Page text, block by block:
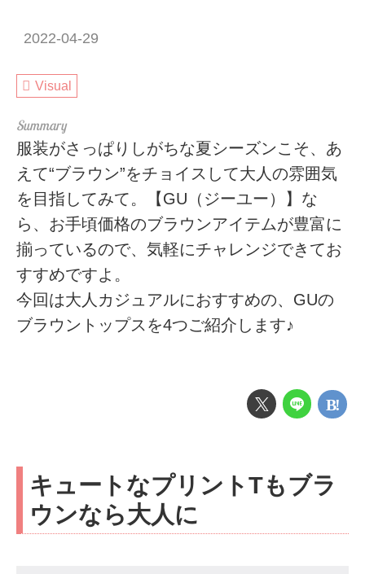
2022-04-29
Visual
服装がさっぱりしがちな夏シーズンこそ、あ
えて“ブラウン”をチョイスして大人の雰囲気
を目指してみて。【GU（ジーユー）】な
ら、お手頃価格のブラウンアイテムが豊富に
揃っているので、気軽にチャレンジできてお
すすめですよ。
今回は大人カジュアルにおすすめの、GUの
ブラウントップスを4つご紹介します♪
キュートなプリントTもブラ
ウンなら大人に